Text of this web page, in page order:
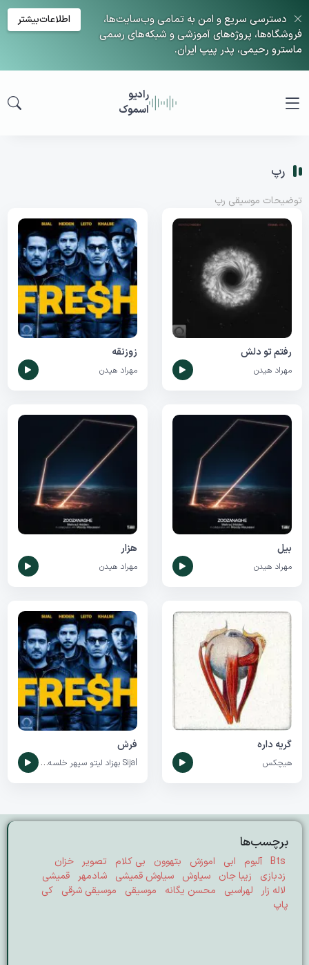
دسترسی سریع و امن به تمامی وب‌سایت‌ها،
فروشگاه‌ها، پروژه‌های آموزشی و شبکه‌های رسمی
ماسترو رحیمی، پدر پیپ ایران.
اطلاعات‌بیشتر
رادیو
اسموک
رپ
توضیحات موسیقی رپ
رفتم تو دلش
مهراد هیدن
زوزنقه
مهراد هیدن
بیل
مهراد هیدن
هزار
مهراد هیدن
گریه داره
هیچکس
فرش
Sijal بهزاد لیتو سپهر خلسه مهراد هیدن
برچسب‌ها
Bts آلبوم ابی اموزش بتهوون بی کلام تصویر
خزان
زدبازی
زیبا جان سیاوش سیاوش قمیشی شادمهر
قمیشی
لاله زار
لهراسبی محسن یگانه موسیقی موسیقی شرقی
کی
پاپ